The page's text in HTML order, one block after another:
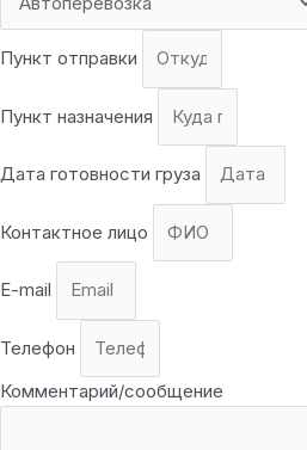
Пункт отправки
Пункт назначения
Дата готовности груза
Контактное лицо
E-mail
Телефон
Комментарий/сообщение